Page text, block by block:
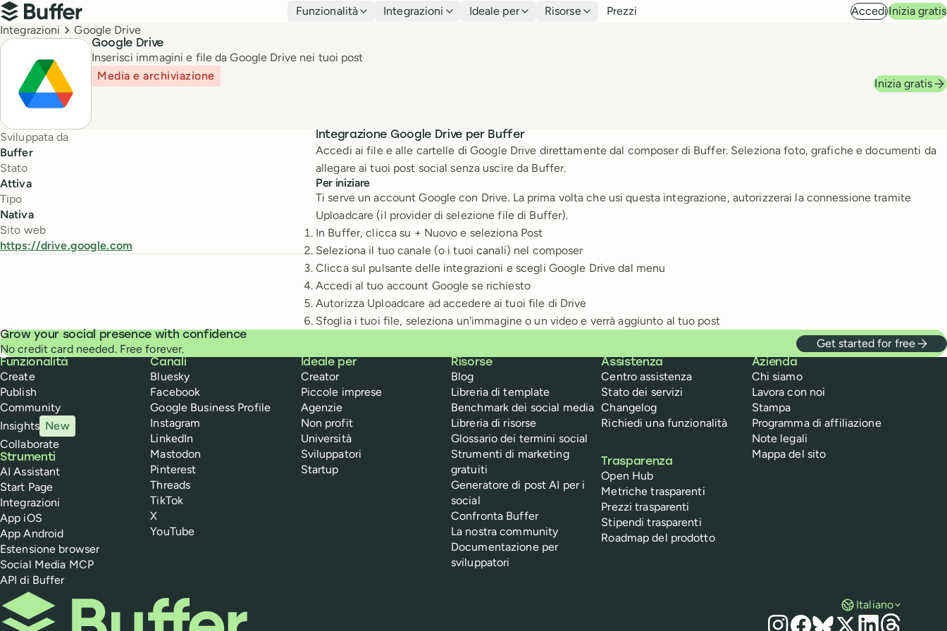
Navigazione principale
Buffer
Funzionalità Integrazioni Ideale per Risorse Prezzi AccediInizia gratis
Breadcrumbs
Integrazioni Google Drive
Google Drive
Inserisci immagini e file da Google Drive nei tuoi post
Media e archiviazione
Inizia gratis
Sviluppata da
Buffer
Stato
Attiva
Tipo
Nativa
Sito web
https://drive.google.com
Integrazione Google Drive per Buffer
Accedi ai file e alle cartelle di Google Drive direttamente dal composer di Buffer. Seleziona foto, grafiche e documenti da
allegare ai tuoi post social senza uscire da Buffer.
Per iniziare
Ti serve un account Google con Drive. La prima volta che usi questa integrazione, autorizzerai la connessione tramite
Uploadcare (il provider di selezione file di Buffer).
In Buffer, clicca su + Nuovo e seleziona Post
Seleziona il tuo canale (o i tuoi canali) nel composer
Clicca sul pulsante delle integrazioni e scegli Google Drive dal menu
Accedi al tuo account Google se richiesto
Autorizza Uploadcare ad accedere ai tuoi file di Drive
Sfoglia i tuoi file, seleziona un'immagine o un video e verrà aggiunto al tuo post
Grow your social presence with confidence
No credit card needed. Free forever. Get started for free
Buffer
Funzionalità
Create
Publish
Community
Insights New
Collaborate
Strumenti
AI Assistant
Start Page
Integrazioni
App iOS
App Android
Estensione browser
Social Media MCP
API di Buffer
Canali
Bluesky
Facebook
Google Business Profile
Instagram
LinkedIn
Mastodon
Pinterest
Threads
TikTok
X
YouTube
Ideale per
Creator
Piccole imprese
Agenzie
Non profit
Università
Sviluppatori
Startup
Risorse
Blog
Libreria di template
Benchmark dei social media
Libreria di risorse
Glossario dei termini social
Strumenti di marketing
gratuiti
Generatore di post AI per i
social
Confronta Buffer
La nostra community
Documentazione per
sviluppatori
Assistenza
Centro assistenza
Stato dei servizi
Changelog
Richiedi una funzionalità
Trasparenza
Open Hub
Metriche trasparenti
Prezzi trasparenti
Stipendi trasparenti
Roadmap del prodotto
Azienda
Chi siamo
Lavora con noi
Stampa
Programma di affiliazione
Note legali
Mappa del sito
Buffer
Italiano
Social media
Instagram
Facebook
Bluesky
X LinkedIn
Threads